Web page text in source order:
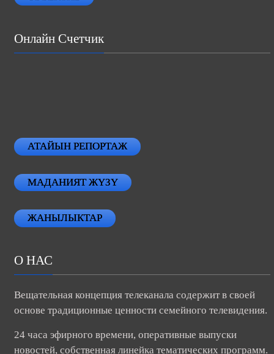
Онлайн Счетчик
О НАС
Вещательная концепция телеканала содержит в своей
24 часа эфирного времени, оперативные выпуски